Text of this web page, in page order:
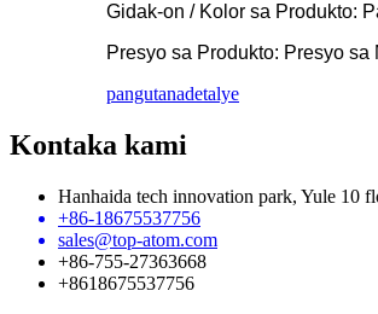
Gidak-on / Kolor sa Produkto:
Presyo sa Produkto: Presyo sa
pangutanadetalye
Kontaka kami
Hanhaida tech innovation park, Yule 10
+86-18675537756
sales@top-atom.com
+86-755-27363668
+8618675537756